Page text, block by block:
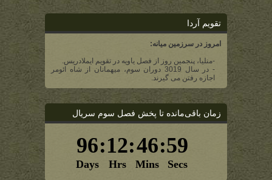
تقویم آردا
امروز در سرزمین میانه:
-منلیا، پنجمین روز از فصل یاویه در تقویم ایملادریس.
- در سال 3019 دوران سوم، میهمانان از شاه ائومر
اجازه رفتن می گیرند.
زمان باقی‌مانده تا پخش فصل سوم سریال